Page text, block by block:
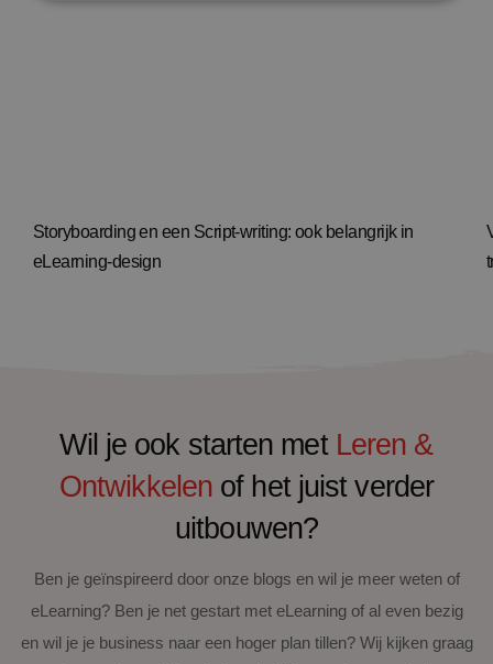
Storyboarding en een Script-writing: ook belangrijk in
eLearning-design
Wil je ook starten met Leren &
Ontwikkelen of het juist verder
uitbouwen?
Ben je geïnspireerd door onze blogs en wil je meer weten of
eLearning? Ben je net gestart met eLearning of al even bezig
en wil je je business naar een hoger plan tillen? Wij kijken graag